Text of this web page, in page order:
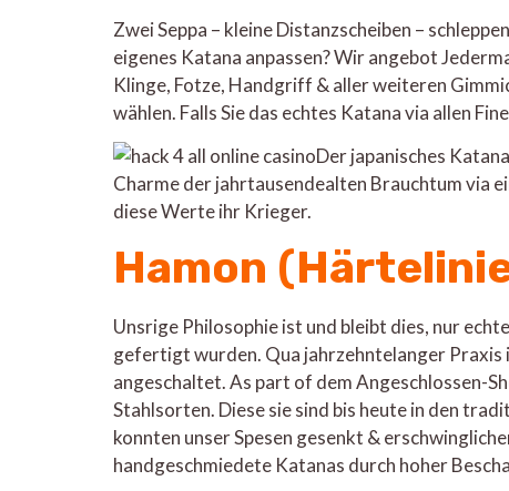
Zwei Seppa – kleine Distanzscheiben –
eigenes Katana anpassen? Wir angebot
Klinge, Fotze, Handgriff & aller weiteren
wählen. Falls Sie das echtes Katana via allen
Der japanisches
Charme der jahrtausendealten Brauchtum via
diese Werte ihr Krieger.
Hamon
Unsrige Philosophie ist und bleibt dies, nur
gefertigt wurden. Qua jahrzehntelanger
angeschaltet. As part of dem Angeschlossen-
Stahlsorten. Diese sie sind bis heute in den
konnten unser Spesen gesenkt &
handgeschmiedete Katanas durch hoher